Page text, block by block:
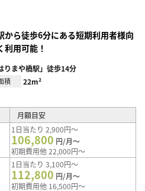
から徒歩6分にある短期利用者様向
用可能！
りまや橋駅」徒歩14分
積 22m²
月額目安
1日当たり 2,900円～
106,800 円/月～
初期費用他 22,000円～
1日当たり 3,100円～
112,800 円/月～
初期費用他 16,500円～